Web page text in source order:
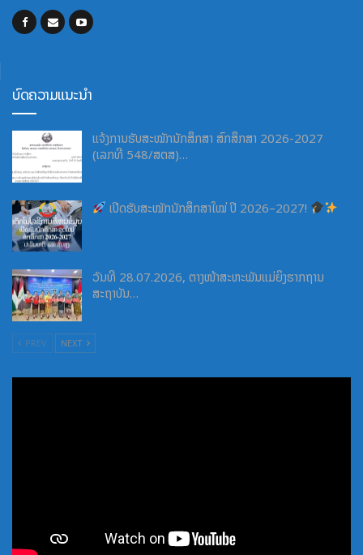
ບົດຄວາມແນະນຳ
ແຈ້ງການຮັບສະໝັກນັກສຶກສາ ສົກສຶກສາ 2026-2027
(ເລກທີ 548/ສຕສ)…
ເປີດຮັບສະໝັກນັກສຶກສາໃໝ່ ປີ 2026–2027!
ວັນທີ 28.07.2026, ຕາງໜ້າສະຫະພັນແມ່ຍິງຮາກຖານ
ສະຖາບັນ…
PREV NEXT